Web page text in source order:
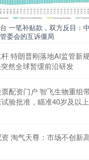
李鑫恒：11.27感恩节来临
多为主！
资 2026-06-26
日)亚市早盘，现货黄金先窄
逢美国感恩节，黄金市场
可能受到限制。美
尽快获取任职资格
票 2026-06-27
阿阿胶股份有限公司于近日
事会独立董事候选
一笔补贴款，双方反目：
委会的互诉僵局
特朗普刚落地AI监管新
然全球暂缓前沿研发
配资门户 智飞生物重组
验批准，瞄准40岁及以
淘气天尊：市场不创新